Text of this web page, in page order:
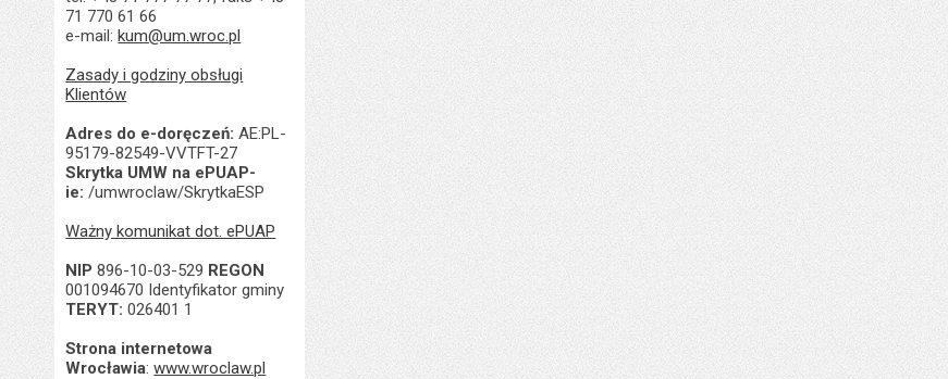
71 770 61 66
e-mail:kum@um.wroc.pl
Zasady i godziny obsługi
Klientów
Adres do e-doręczeń: AE:PL-
95179-82549-VVTFT-27
Skrytka UMW na ePUAP-
ie: /umwroclaw/SkrytkaESP
Ważny komunikat dot. ePUAP
NIP 896-10-03-529 REGON
001094670 Identyfikator gminy
TERYT: 026401 1
Strona internetowa
Wrocławia:www.wroclaw.pl